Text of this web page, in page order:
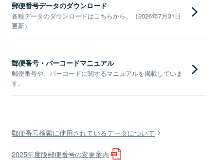
郵便番号データのダウンロード
各種データのダウンロードはこちらから。（2026年7月31日
更新）
郵便番号・バーコードマニュアル
郵便番号や、バーコードに関するマニュアルを掲載していま
す。
郵便番号検索に使用されているデータについて
2025年度版郵便番号の変更案内